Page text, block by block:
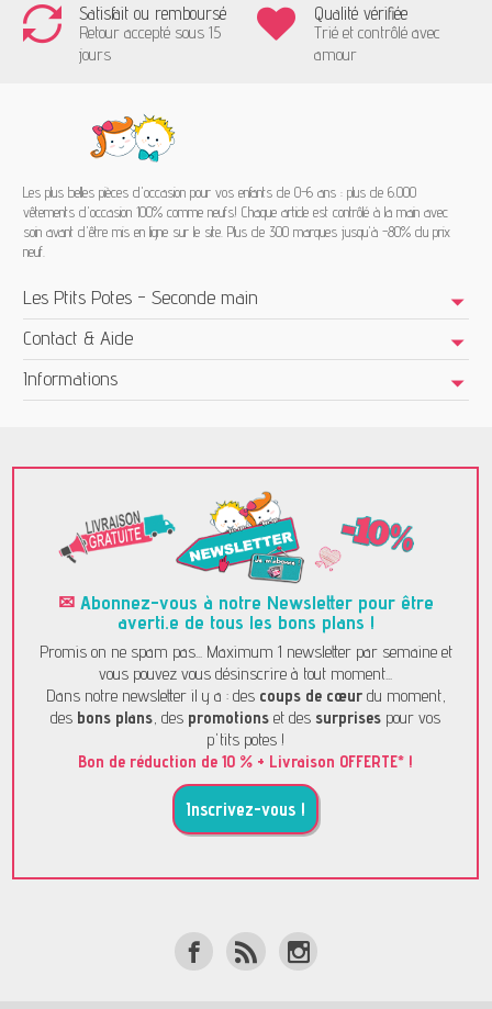
Satisfait ou remboursé
Retour accepté sous 15
jours
Qualité vérifiée
Trié et contrôlé avec
amour
Les plus belles pièces d'occasion pour vos enfants de 0-6 ans : plus de 6.000
vêtements d'occasion 100% comme neufs! Chaque article est contrôlé à la main avec
soin avant d'être mis en ligne sur le site. Plus de 300 marques jusqu'à -80% du prix
neuf.
Les Ptits Potes - Seconde main
Contact & Aide
Informations
✉ Abonnez-vous à notre Newsletter pour être
averti.e de tous les bons plans !
Promis on ne spam pas... Maximum 1 newsletter par semaine et
vous pouvez vous désinscrire à tout moment...
Dans notre newsletter il y a : des coups de cœurdu moment,
des bons plans, des promotions et dessurprises pour vos
p'tits potes !
Bon de réduction de 10 % + Livraison OFFERTE* !
Inscrivez-vous !